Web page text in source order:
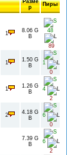
Разме
р
Пиры
1
8.06 G
B
48
89
1
1.50 G
B
1
0
1
1.26 G
B
4
2
2
4.18 G
B
6
0
7.39 G
B
6
2